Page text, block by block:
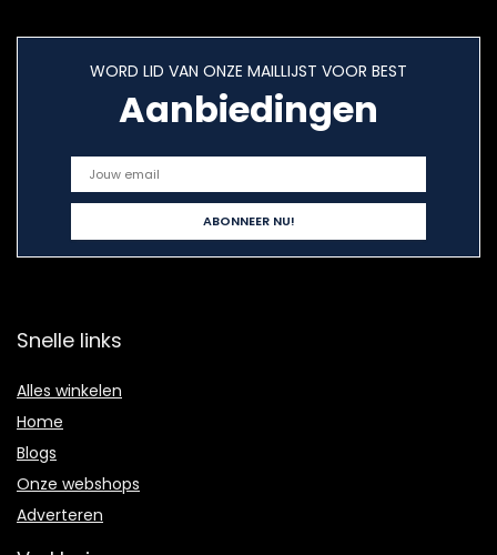
WORD LID VAN ONZE MAILLIJST VOOR BEST
Aanbiedingen
Snelle links
Alles winkelen
Home
Blogs
Onze webshops
Adverteren